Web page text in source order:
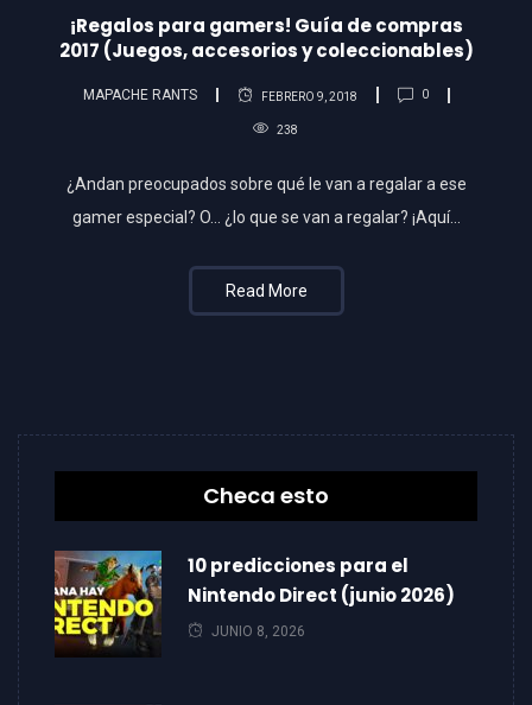
¡Regalos para gamers! Guía de compras
2017 (Juegos, accesorios y coleccionables)
MAPACHE RANTS FEBRERO 9, 2018 0
238
¿Andan preocupados sobre qué le van a regalar a ese
gamer especial? O… ¿lo que se van a regalar? ¡Aquí…
Read More
Checa esto
10 predicciones para el
Nintendo Direct (junio 2026)
JUNIO 8, 2026